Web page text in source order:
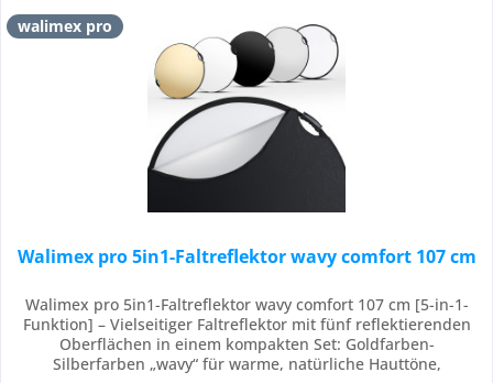
walimex pro
Walimex pro 5in1-Faltreflektor wavy comfort 107 cm
Walimex pro 5in1-Faltreflektor wavy comfort 107 cm [5-in-1-
Funktion] – Vielseitiger Faltreflektor mit fünf reflektierenden
Oberflächen in einem kompakten Set: Goldfarben-
Silberfarben „wavy“ für warme, natürliche Hauttöne,